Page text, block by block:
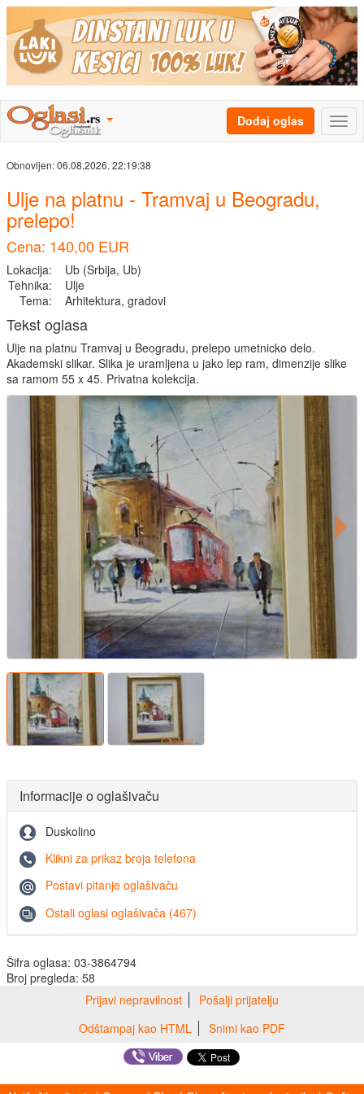
Dodaj oglas
Obnovljen:06.08.2026. 22:19:38
Ulje na platnu - Tramvaj u Beogradu,
prelepo!
Cena: 140,00 EUR
Lokacija:
Ub (Srbija, Ub)
Tehnika:
Ulje
Tema:
Arhitektura, gradovi
Tekst oglasa
Ulje na platnu Tramvaj u Beogradu, prelepo umetnicko delo.
Akademski slikar. Slika je uramljena u jako lep ram, dimenzije slike
sa ramom 55 x 45. Privatna kolekcija.
Informacije o oglašivaču
Duskolino
Klikni za prikaz broja telefona
Postavi pitanje oglašivaču
Ostali oglasi oglašivača (467)
Šifra oglasa: 03-3864794
Broj pregleda: 58
Prijavi nepravilnost
Pošalji prijatelju
Odštampaj kao HTML
Snimi kao PDF